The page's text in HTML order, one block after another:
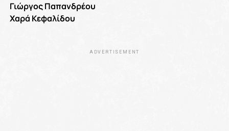
Γιώργος Παπανδρέου
Χαρά Κεφαλίδου
ADVERTISEMENT